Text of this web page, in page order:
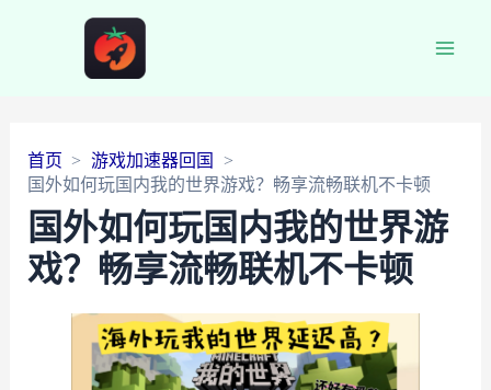
首页
游戏加速器回国
国外如何玩国内我的世界游戏？畅享流畅联机不卡顿
国外如何玩国内我的世界游
戏？畅享流畅联机不卡顿